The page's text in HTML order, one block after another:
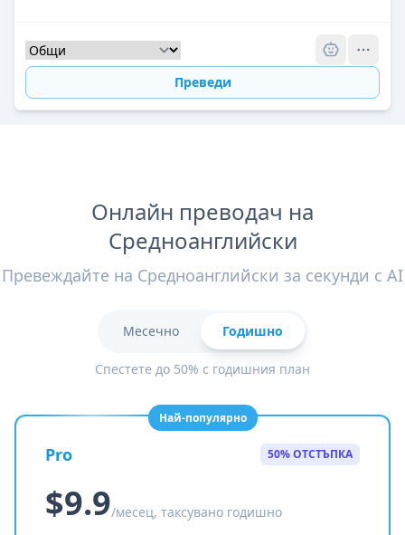
Преведи
Онлайн преводач на
Средноанглийски
Превеждайте на Средноанглийски за секунди с AI
Месечно Годишно
Спестете до 50% с годишния план
Най-популярно
Pro 50% ОТСТЪПКА
$9.9/месец, таксувано годишно